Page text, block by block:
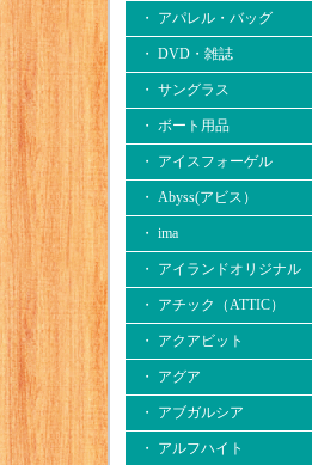
・ アパレル・バッグ
・ DVD・雑誌
・ サングラス
・ ボート用品
・ アイスフォーゲル
・ Abyss(アビス）
・ ima
・ アイランドオリジナル
・ アチック（ATTIC）
・ アクアビット
・ アグア
・ アブガルシア
・ アルフハイト